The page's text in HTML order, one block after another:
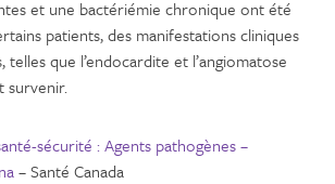
et une bactériémie chronique ont été
patients, des manifestations cliniques
que l’endocardite et l’angiomatose
survenir.
sécurité : Agents pathogènes –
– Santé Canada